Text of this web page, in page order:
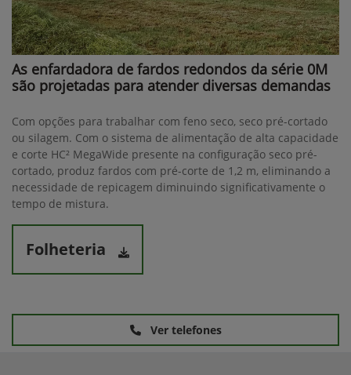
As enfardadora de fardos redondos da série 0M
são projetadas para atender diversas demandas
Com opções para trabalhar com feno seco, seco pré-cortado
ou silagem. Com o sistema de alimentação de alta capacidade
e corte HC² MegaWide presente na configuração seco pré-
cortado, produz fardos com pré-corte de 1,2 m, eliminando a
necessidade de repicagem diminuindo significativamente o
tempo de mistura.
Folheteria
Ver telefones